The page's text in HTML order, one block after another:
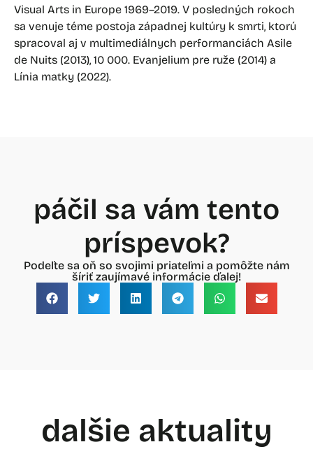
Visual Arts in Europe 1969–2019. V posledných rokoch
sa venuje téme postoja západnej kultúry k smrti, ktorú
spracoval aj v multimediálnych performanciách Asile
de Nuits (2013), 10 000. Evanjelium pre ruže (2014) a
Línia matky (2022).
páčil sa vám tento
príspevok?
Podeľte sa oň so svojimi priateľmi a pomôžte nám
šíriť zaujímavé informácie ďalej!
dalšie aktuality